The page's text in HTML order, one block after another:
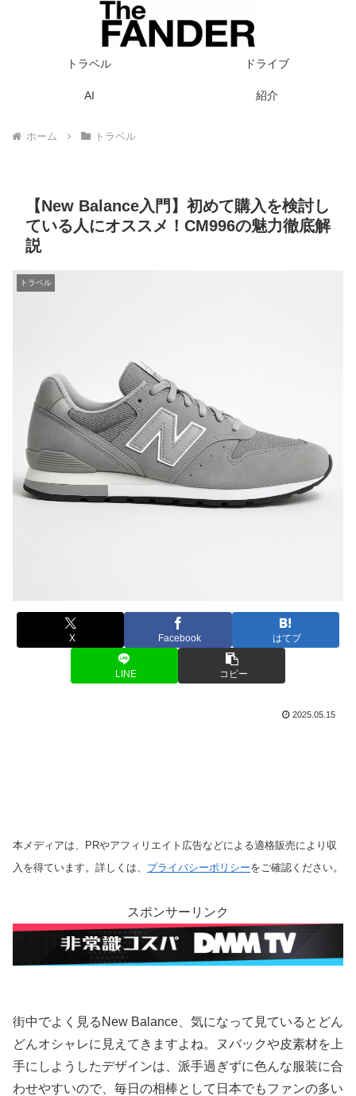
トラベル ドライブ
AI 紹介
ホーム トラベル
【New Balance入門】初めて購入を検討し
ている人にオススメ！CM996の魅力徹底解
説
トラベル
X Facebook はてブ
LINE コピー
2025.05.15
本メディアは、PRやアフィリエイト広告などによる適格販売により収
入を得ています。詳しくは、 プライバシーポリシーをご確認ください。
スポンサーリンク
街中でよく見るNew Balance、気になって見ているとどん
どんオシャレに見えてきますよね。ヌバックや皮素材を上
手にしようしたデザインは、派手過ぎずに色んな服装に合
わせやすいので、毎日の相棒として日本でもファンの多い